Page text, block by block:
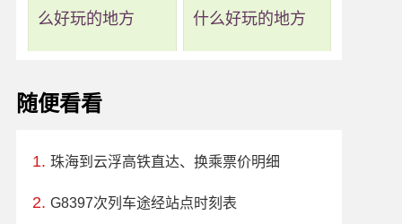
么好玩的地方
什么好玩的地方
随便看看
珠海到云浮高铁直达、换乘票价明细
G8397次列车途经站点时刻表